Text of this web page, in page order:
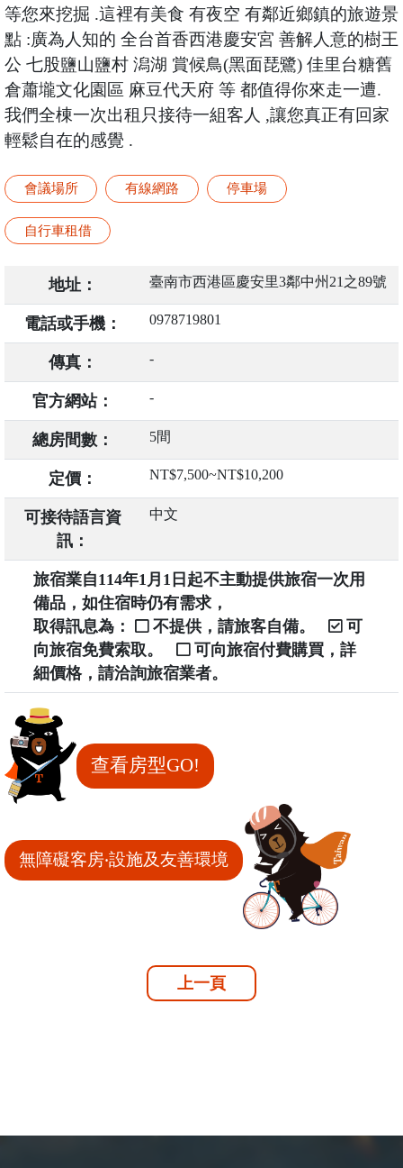
等您來挖掘 .這裡有美食 有夜空 有鄰近鄉鎮的旅遊景
點 :廣為人知的 全台首香西港慶安宮 善解人意的樹王
公 七股鹽山鹽村 潟湖 賞候鳥(黑面琵鷺) 佳里台糖舊
倉蕭壠文化園區 麻豆代天府 等 都值得你來走一遭.
我們全棟一次出租只接待一組客人 ,讓您真正有回家
輕鬆自在的感覺 .
會議場所 有線網路 停車場
自行車租借
地址： 臺南市西港區慶安里3鄰中州21之89號
電話或手機： 0978719801
傳真： -
官方網站： -
總房間數： 5間
定價： NT$7,500~NT$10,200
可接待語言資
訊：
中文
旅宿業自114年1月1日起不主動提供旅宿一次用
備品，如住宿時仍有需求，
取得訊息為：
不提供，請旅客自備。
可
向旅宿免費索取。
可向旅宿付費購買，詳
細價格，請洽詢旅宿業者。
查看房型GO!
無障礙客房‧設施及友善環境
上一頁